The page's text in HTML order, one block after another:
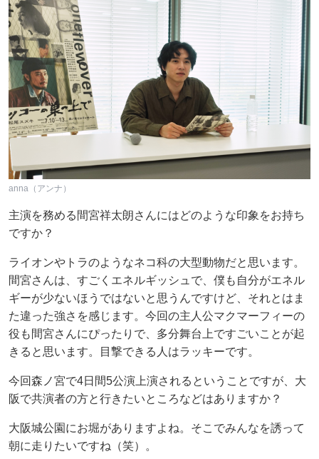
anna（アンナ）
主演を務める間宮祥太朗さんにはどのような印象をお持ち
ですか？
ライオンやトラのようなネコ科の大型動物だと思います。
間宮さんは、すごくエネルギッシュで、僕も自分がエネル
ギーが少ないほうではないと思うんですけど、それとはま
た違った強さを感じます。今回の主人公マクマーフィーの
役も間宮さんにぴったりで、多分舞台上ですごいことが起
きると思います。目撃できる人はラッキーです。
今回森ノ宮で4日間5公演上演されるということですが、大
阪で共演者の方と行きたいところなどはありますか？
大阪城公園にお堀がありますよね。そこでみんなを誘って
朝に走りたいですね（笑）。